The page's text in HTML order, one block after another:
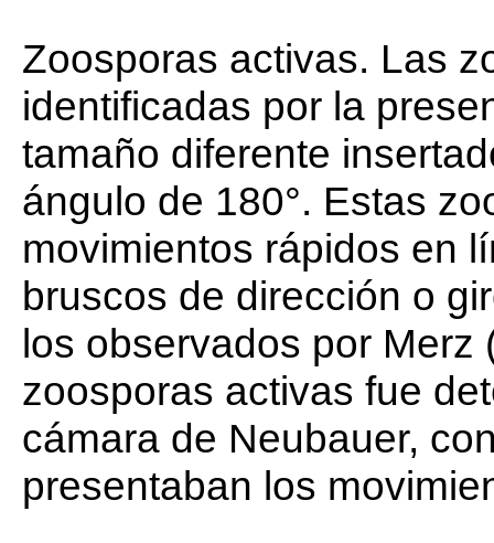
Zoosporas activas. Las
identificadas por la
tamaño diferente
ángulo de 180°. Estas
movimientos rápidos en
bruscos de dirección o
los observados por
zoosporas activas fue
cámara de Neubauer,
presentaban los